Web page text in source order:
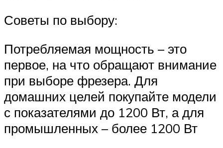
Советы по выбору:
Потребляемая мощность – это
первое, на что обращают внимание
при выборе фрезера. Для
домашних целей покупайте модели
с показателями до 1200 Вт, а для
промышленных – более 1200 Вт